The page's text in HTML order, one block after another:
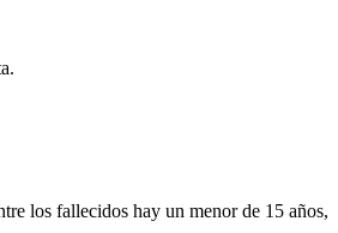
los fallecidos hay un menor de 15 años,